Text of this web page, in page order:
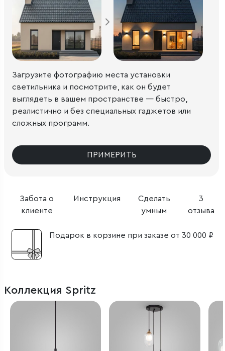
Забота о
клиенте
Инструкция
Сделать
умным
3
отзыва
Подарок в корзине при заказе от 30 000 ₽
Загрузите фотографию места установки
светильника и посмотрите, как он будет
выглядеть в вашем пространстве — быстро,
реалистично и без специальных гаджетов или
сложных программ.
ПРИМЕРИТЬ
Коллекция Spritz